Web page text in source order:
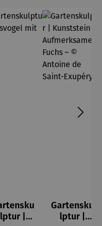
von 5 von 5
lptur |
Gartensku
lptur |